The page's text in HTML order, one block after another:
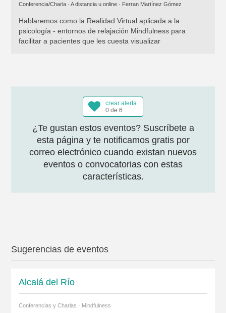
Conferencia/Charla · A distancia u online · Ferran Martínez Gómez
Hablaremos como la Realidad Virtual aplicada a la
psicología - entornos de relajación Mindfulness para
facilitar a pacientes que les cuesta visualizar
crear alerta
0 de 6
¿Te gustan estos eventos? Suscríbete a
esta página y te notificamos gratis por
correo electrónico cuando existan nuevos
eventos o convocatorias con estas
características.
Sugerencias de eventos
Alcalá del Río
Conferencias y Charlas · Mindfulness